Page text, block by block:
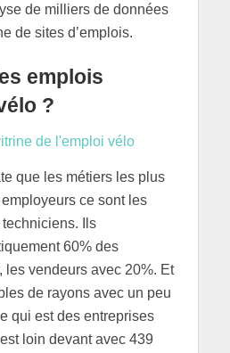
de milliers de données
de sites d’emplois.
emplois
?
que les métiers les plus
ce sont les
Ils
60% des
les vendeurs avec 20%. Et
de rayons avec un peu
qui est des entreprises
loin devant avec 439